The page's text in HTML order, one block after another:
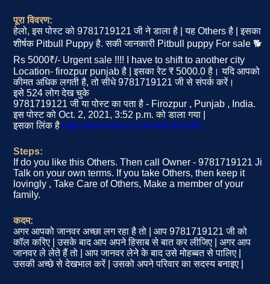
पूरा विवरण:
हेलो, इस पोस्ट को 9781719121 जी ने डाला है | यह Others है | इसका
शीर्षक Pitbull Puppy है. सकी जानकारी Pitbull puppy For sale 🐕
Rs 5000₹/- Urgent sale !!!! I have to shift to another city
Location- firozpur punjab है | इसका रेट ₹ 5000.0 है। यदि आपको
कीमत अधिक लगती है, तो सीधे 9781719121 जी से संपर्क करें।
इसे 524 लोग देख चुके
9781719121 जी या पोस्ट का पता है - Firozpur , Punjab , India.
इस पोस्ट को Oct. 2, 2021, 3:52 p.m. को डाला गया |
इसका लिंक है https://animalsss.com/stock/1065
Steps:
If do you like this Others. Then call Owner - 9781719121 Ji
Talk on your own terms. If you take Others, then keep it
lovingly , Take Care of Others, Make a member of your
family.
कदम:
अगर आपको जानवर अच्छा लग रहा है तो | आप 9781719121 जी को
कॉल करिए | उसके बाद आप अपने हिसाब से बात कर लीजिए | अगर आप
जानवर ले लेते हैं तो | आप जानवर लेने के बाद उसे मोहब्बत से पालिए |
उसकी अच्छे से देखभाल करें | उसको अपने परिवार का सदस्य बनाइए |